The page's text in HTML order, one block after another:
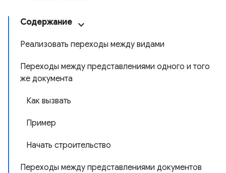
Содержание
Реализовать переходы между видами
Переходы между представлениями одного и того
же документа
Как вызвать
Пример
Начать строительство
Переходы между представлениями документов